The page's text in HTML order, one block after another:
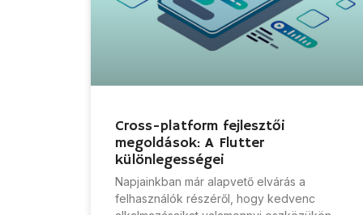
Cross-platform fejlesztői
megoldások: A Flutter
különlegességei
Napjainkban már alapvető elvárás a
felhasználók részéről, hogy kedvenc